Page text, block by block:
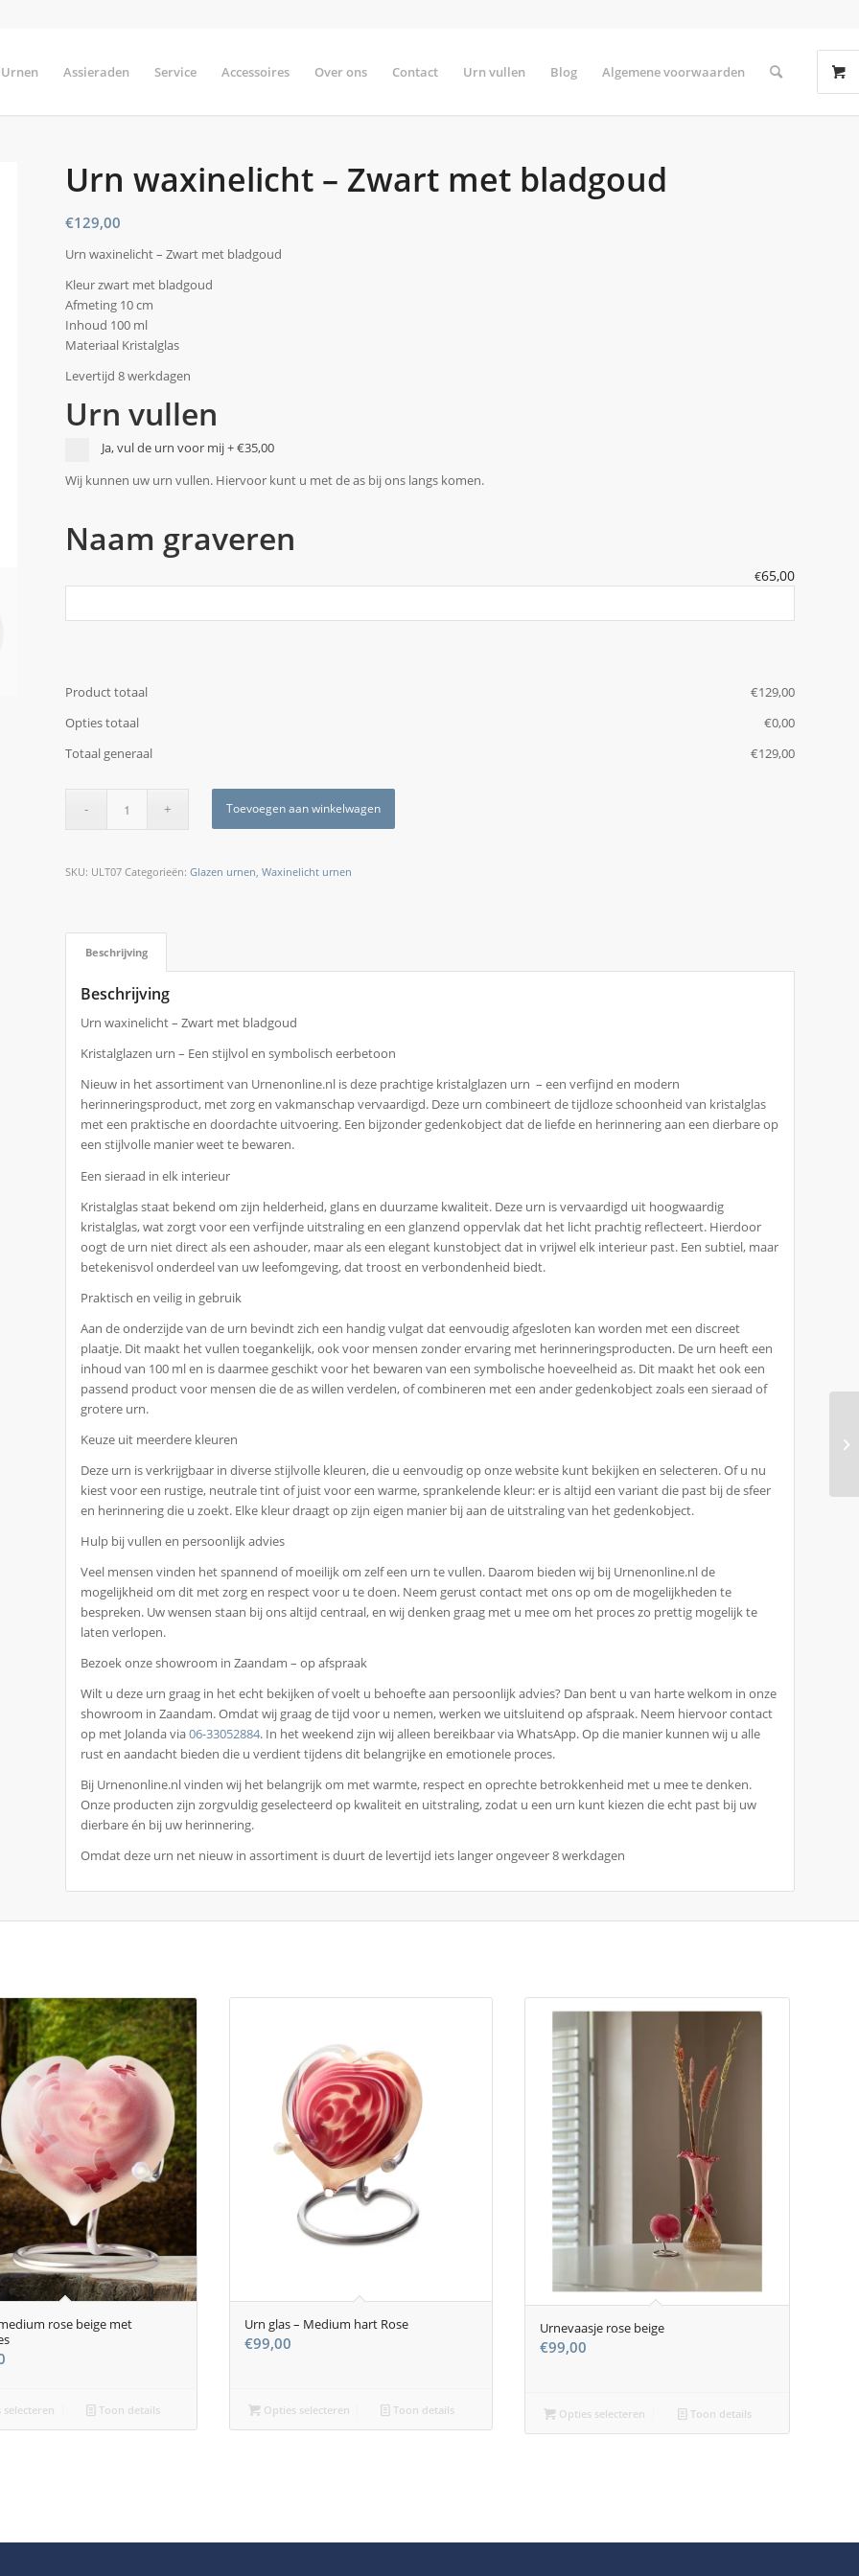
Urnen Assieraden Service Accessoires Over ons Contact Urn vullen Blog Algemene voorwaarden
Urn waxinelicht – Zwart met bladgoud
€129,00
Urn waxinelicht – Zwart met bladgoud
Kleur zwart met bladgoud
Afmeting 10 cm
Inhoud 100 ml
Materiaal Kristalglas
Levertijd 8 werkdagen
Urn vullen
Ja, vul de urn voor mij+€35,00
Wij kunnen uw urn vullen. Hiervoor kunt u met de as bij ons langs komen.
Naam graveren
€65,00
Product totaal €‎129,00
Opties totaal
€‎0,00
Totaal generaal
€‎129,00
Toevoegen aan winkelwagen
SKU: ULT07 Categorieën:Glazen urnen,Waxinelicht urnen
Beschrijving
Beschrijving
Urn waxinelicht – Zwart met bladgoud
Kristalglazen urn – Een stijlvol en symbolisch eerbetoon
Nieuw in het assortiment van Urnenonline.nl is deze prachtige kristalglazen urn – een verfijnd en modern
herinneringsproduct, met zorg en vakmanschap vervaardigd. Deze urn combineert de tijdloze schoonheid van kristalglas
met een praktische en doordachte uitvoering. Een bijzonder gedenkobject dat de liefde en herinnering aan een dierbare op
een stijlvolle manier weet te bewaren.
Een sieraad in elk interieur
Kristalglas staat bekend om zijn helderheid, glans en duurzame kwaliteit. Deze urn is vervaardigd uit hoogwaardig
kristalglas, wat zorgt voor een verfijnde uitstraling en een glanzend oppervlak dat het licht prachtig reflecteert. Hierdoor
oogt de urn niet direct als een ashouder, maar als een elegant kunstobject dat in vrijwel elk interieur past. Een subtiel, maar
betekenisvol onderdeel van uw leefomgeving, dat troost en verbondenheid biedt.
Praktisch en veilig in gebruik
Aan de onderzijde van de urn bevindt zich een handig vulgat dat eenvoudig afgesloten kan worden met een discreet
plaatje. Dit maakt het vullen toegankelijk, ook voor mensen zonder ervaring met herinneringsproducten. De urn heeft een
inhoud van 100 ml en is daarmee geschikt voor het bewaren van een symbolische hoeveelheid as. Dit maakt het ook een
passend product voor mensen die de as willen verdelen, of combineren met een ander gedenkobject zoals een sieraad of
grotere urn.
Keuze uit meerdere kleuren
Deze urn is verkrijgbaar in diverse stijlvolle kleuren, die u eenvoudig op onze website kunt bekijken en selecteren. Of u nu
kiest voor een rustige, neutrale tint of juist voor een warme, sprankelende kleur: er is altijd een variant die past bij de sfeer
en herinnering die u zoekt. Elke kleur draagt op zijn eigen manier bij aan de uitstraling van het gedenkobject.
Hulp bij vullen en persoonlijk advies
Veel mensen vinden het spannend of moeilijk om zelf een urn te vullen. Daarom bieden wij bij Urnenonline.nl de
mogelijkheid om dit met zorg en respect voor u te doen. Neem gerust contact met ons op om de mogelijkheden te
bespreken. Uw wensen staan bij ons altijd centraal, en wij denken graag met u mee om het proces zo prettig mogelijk te
laten verlopen.
Bezoek onze showroom in Zaandam – op afspraak
Wilt u deze urn graag in het echt bekijken of voelt u behoefte aan persoonlijk advies? Dan bent u van harte welkom in onze
showroom in Zaandam. Omdat wij graag de tijd voor u nemen, werken we uitsluitend op afspraak. Neem hiervoor contact
op met Jolanda via06-33052884. In het weekend zijn wij alleen bereikbaar via WhatsApp. Op die manier kunnen wij u alle
rust en aandacht bieden die u verdient tijdens dit belangrijke en emotionele proces.
Bij Urnenonline.nl vinden wij het belangrijk om met warmte, respect en oprechte betrokkenheid met u mee te denken.
Onze producten zijn zorgvuldig geselecteerd op kwaliteit en uitstraling, zodat u een urn kunt kiezen die echt past bij uw
dierbare én bij uw herinnering.
Omdat deze urn net nieuw in assortiment is duurt de levertijd iets langer ongeveer 8 werkdagen
rose beige met
selecteren Toon details
Urn glas – Medium hart Rose
€99,00
Opties selecteren Toon details
Urnevaasje rose beige
€99,00
Opties selecteren Toon details